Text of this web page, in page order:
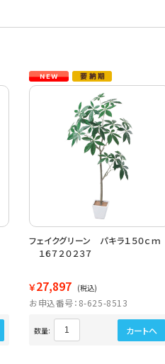
フェイクグリーン パキラ１５０ｃｍ
１６７２０２３７
￥27,897 (税込)
お申込番号：8-625-8513
数量: カートへ